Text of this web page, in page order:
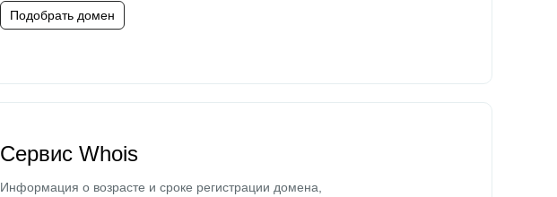
Подобрать домен
Сервис Whois
Информация о возрасте и сроке регистрации домена,